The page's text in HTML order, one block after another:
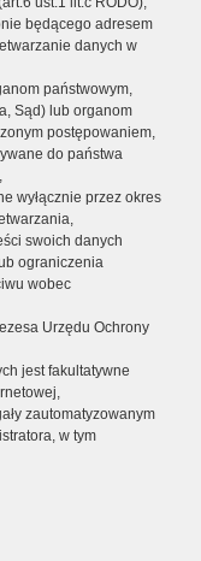
będącego adresem
danych w
państwowym,
Sąd) lub organom
postępowaniem,
do państwa
wyłącznie przez okres
swoich danych
ograniczenia
wobec
Urzędu Ochrony
jest fakultatywne
zautomatyzowanym
w tym